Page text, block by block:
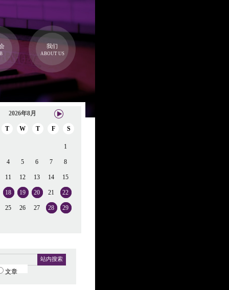
我们
ABOUT US
2026年8月
T W T F S
1
4 5 6 7 8
11 12 13 14 15
18 19 20 21 22
25 26 27 28 29
站内搜索
文章